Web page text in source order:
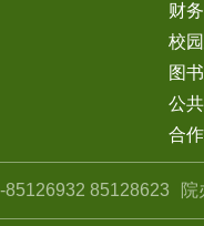
财
校
图
公
合
85128623 院